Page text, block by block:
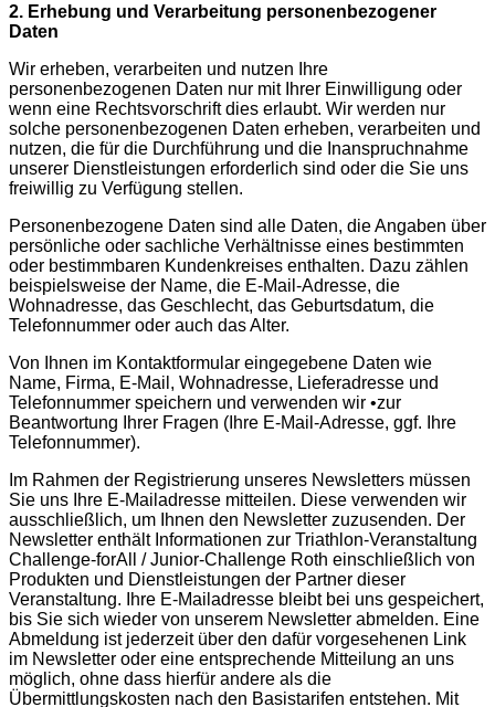
2. Erhebung und Verarbeitung personenbezogener
Daten
Wir erheben, verarbeiten und nutzen Ihre
personenbezogenen Daten nur mit Ihrer Einwilligung oder
wenn eine Rechtsvorschrift dies erlaubt. Wir werden nur
solche personenbezogenen Daten erheben, verarbeiten und
nutzen, die für die Durchführung und die Inanspruchnahme
unserer Dienstleistungen erforderlich sind oder die Sie uns
freiwillig zu Verfügung stellen.
Personenbezogene Daten sind alle Daten, die Angaben über
persönliche oder sachliche Verhältnisse eines bestimmten
oder bestimmbaren Kundenkreises enthalten. Dazu zählen
beispielsweise der Name, die E-Mail-Adresse, die
Wohnadresse, das Geschlecht, das Geburtsdatum, die
Telefonnummer oder auch das Alter.
Von Ihnen im Kontaktformular eingegebene Daten wie
Name, Firma, E-Mail, Wohnadresse, Lieferadresse und
Telefonnummer speichern und verwenden wir •zur
Beantwortung Ihrer Fragen (Ihre E-Mail-Adresse, ggf. Ihre
Telefonnummer).
Im Rahmen der Registrierung unseres Newsletters müssen
Sie uns Ihre E-Mailadresse mitteilen. Diese verwenden wir
ausschließlich, um Ihnen den Newsletter zuzusenden. Der
Newsletter enthält Informationen zur Triathlon-Veranstaltung
Challenge-forAll / Junior-Challenge Roth einschließlich von
Produkten und Dienstleistungen der Partner dieser
Veranstaltung. Ihre E-Mailadresse bleibt bei uns gespeichert,
bis Sie sich wieder von unserem Newsletter abmelden. Eine
Abmeldung ist jederzeit über den dafür vorgesehenen Link
im Newsletter oder eine entsprechende Mitteilung an uns
möglich, ohne dass hierfür andere als die
Übermittlungskosten nach den Basistarifen entstehen. Mit